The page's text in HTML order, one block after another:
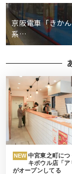
京阪電車「きか
系…
NEW 中宮東之町につ
キボウル店「ア
がオープンしてる